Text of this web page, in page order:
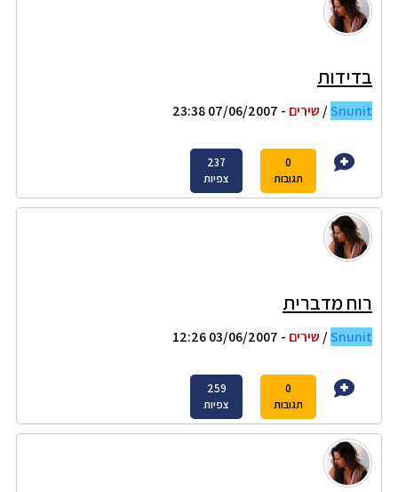
בדידות
Snunit
/ שירים - 07/06/2007 23:38
0
תגובות
237
צפיות
רוח מדברית
Snunit
/ שירים - 03/06/2007 12:26
0
תגובות
259
צפיות